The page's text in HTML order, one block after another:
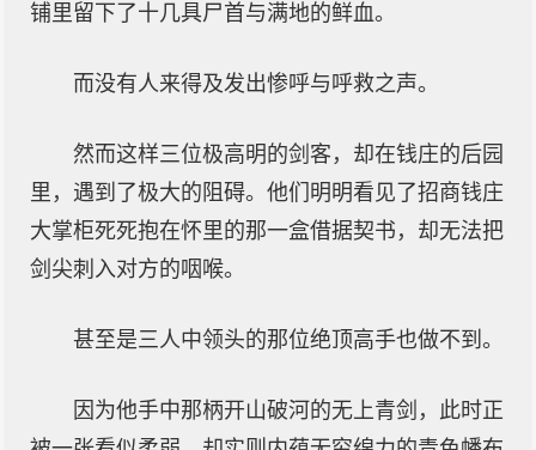
铺里留下了十几具尸首与满地的鲜血。
而没有人来得及发出惨呼与呼救之声。
然而这样三位极高明的剑客，却在钱庄的后园
里，遇到了极大的阻碍。他们明明看见了招商钱庄
大掌柜死死抱在怀里的那一盒借据契书，却无法把
剑尖刺入对方的咽喉。
甚至是三人中领头的那位绝顶高手也做不到。
因为他手中那柄开山破河的无上青剑，此时正